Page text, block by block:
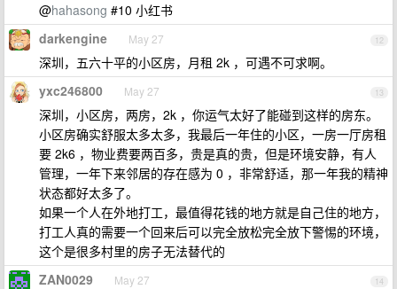
@hahasong #10 小红书
12
darkengine May 27
深圳，五六十平的小区房，月租 2k ，可遇不可求啊。
13
yxc246800 May 27
深圳，小区房，两房，2k ，你运气太好了能碰到这样的房东。
小区房确实舒服太多太多，我最后一年住的小区，一房一厅房租
要 2k6 ，物业费要两百多，贵是真的贵，但是环境安静，有人
管理，一年下来邻居的存在感为 0 ，非常舒适，那一年我的精神
状态都好太多了。
如果一个人在外地打工，最值得花钱的地方就是自己住的地方，
打工人真的需要一个回来后可以完全放松完全放下警惕的环境，
这个是很多村里的房子无法替代的
14
ZAN0029 May 27